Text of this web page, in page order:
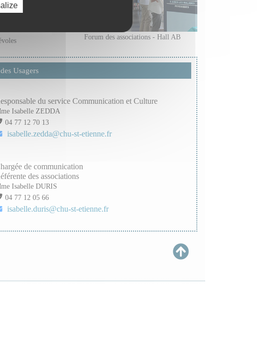
Forum des associations - Hall AB
Usagers
du service Communication et Culture
Isabelle ZEDDA
04 77 12 70 13
isabelle.zedda@chu-st-etienne.fr
de communication
des associations
Isabelle DURIS
04 77 12 05 66
isabelle.duris@chu-st-etienne.fr